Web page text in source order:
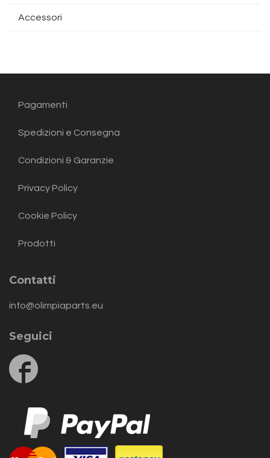
Accessori
Pagamenti
Spedizioni e Consegna
Condizioni & Garanzie
Privacy Policy
Cookie Policy
Prodotti
Contatti
info@olimpiaparts.eu
Seguici
us